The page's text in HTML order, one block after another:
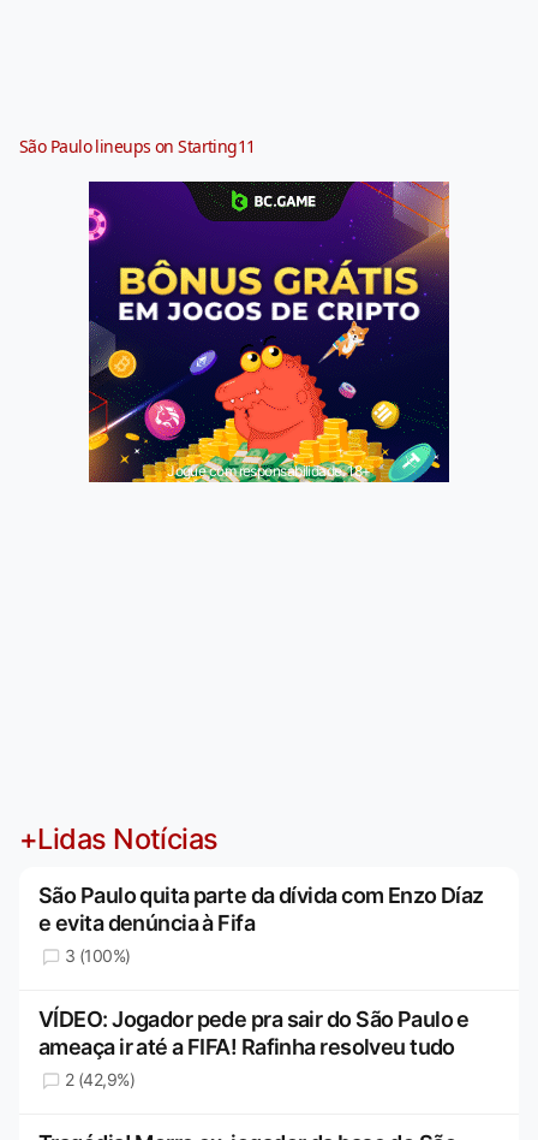
São Paulo lineups on Starting11
Jogue com responsabilidade. 18+
+Lidas Notícias
São Paulo quita parte da dívida com Enzo Díaz
e evita denúncia à Fifa
3 (100%)
VÍDEO: Jogador pede pra sair do São Paulo e
ameaça ir até a FIFA! Rafinha resolveu tudo
2 (42,9%)